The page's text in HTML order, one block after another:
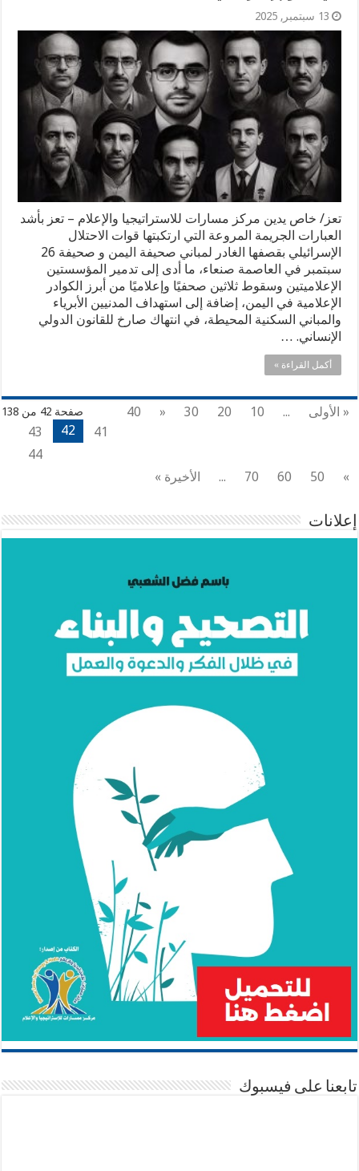
13 سبتمبر, 2025
تعز/ خاص يدين مركز مسارات للاستراتيجيا والإعلام – تعز بأشد
العبارات الجريمة المروعة التي ارتكبتها قوات الاحتلال
الإسرائيلي بقصفها الغادر لمباني صحيفة اليمن و صحيفة 26
سبتمبر في العاصمة صنعاء، ما أدى إلى تدمير المؤسستين
الإعلاميتين وسقوط ثلاثين صحفيًا وإعلاميًا من أبرز الكوادر
الإعلامية في اليمن، إضافة إلى استهداف المدنيين الأبرياء
والمباني السكنية المحيطة، في انتهاك صارخ للقانون الدولي
الإنساني. …
أكمل القراءة »
صفحة 42 من 138 « الأولى ...
10
20
30
«
40
41
42
43
44
»
50
60
70
... الأخيرة »
إعلانات
تابعنا على فيسبوك